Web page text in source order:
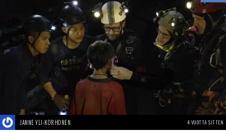
JANNE YLI-KORHONEN 4 VUOTTA SITTEN